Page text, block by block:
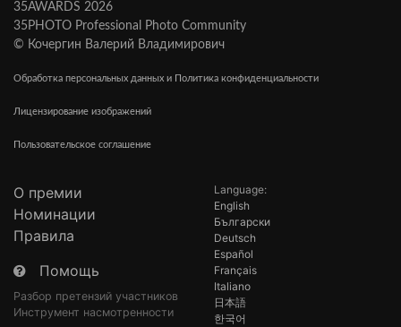
35AWARDS 2026
35PHOTO Professional Photo Community
© Кочергин Валерий Владимирович
Обработка персональных данных и Политика конфиденциальности
Лицензирование изображений
Пользовательское соглашение
О премии
Номинации
Правила
Помощь
Разбор претензий участников
Инструмент насмотренности
Language:
English
Български
Deutsch
Español
Français
Italiano
日本語
한국어